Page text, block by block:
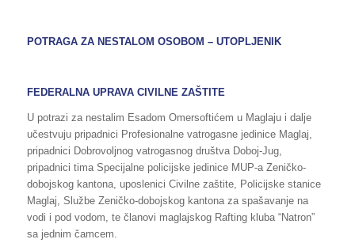
POTRAGA ZA NESTALOM OSOBOM – UTOPLJENIK
FEDERALNA UPRAVA CIVILNE ZAŠTITE
U potrazi za nestalim Esadom Omersoftićem u Maglaju i dalje
učestvuju pripadnici Profesionalne vatrogasne jedinice Maglaj,
pripadnici Dobrovoljnog vatrogasnog društva Doboj-Jug,
pripadnici tima Specijalne policijske jedinice MUP-a Zeničko-
dobojskog kantona, uposlenici Civilne zaštite, Policijske stanice
Maglaj, Službe Zeničko-dobojskog kantona za spašavanje na
vodi i pod vodom, te članovi maglajskog Rafting kluba “Natron”
sa jednim čamcem.